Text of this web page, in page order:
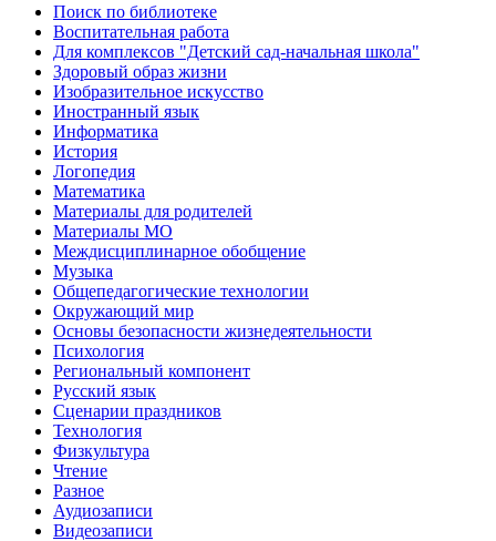
Поиск по библиотеке
Воспитательная работа
Для комплексов "Детский сад-начальная школа"
Здоровый образ жизни
Изобразительное искусство
Иностранный язык
Информатика
История
Логопедия
Математика
Материалы для родителей
Материалы МО
Междисциплинарное обобщение
Музыка
Общепедагогические технологии
Окружающий мир
Основы безопасности жизнедеятельности
Психология
Региональный компонент
Русский язык
Сценарии праздников
Технология
Физкультура
Чтение
Разное
Аудиозаписи
Видеозаписи